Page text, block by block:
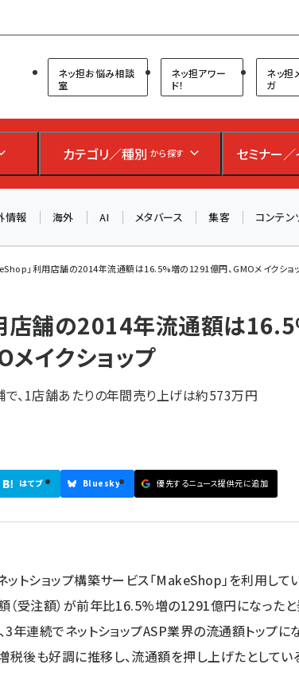
ショップ担当者フォーラム
ネッ担お悩み相談
室
ネッ担アワー
ド！
ネッ担
ガ
カテゴリ／種別 から探す セミナー／
情報 海外 AI メタバース 集客 コンテン
」利用店舗の2014年流通額は16.5%増の1291億円、GMOメイクショ
店舗の2014年流通額は
イクショップ
、1店舗あたりの年間売り上げは約573万円
はてブ Bluesky 優先するニュース提供元に追加
ットショップ構築サービス「MakeShop」を利用して
（受注額）が前年比16.5%増の1291億円になった
3年連続でネットショップASP業界の流通額トップに
税後も好調に推移し、流通額を押し上げたとしてい